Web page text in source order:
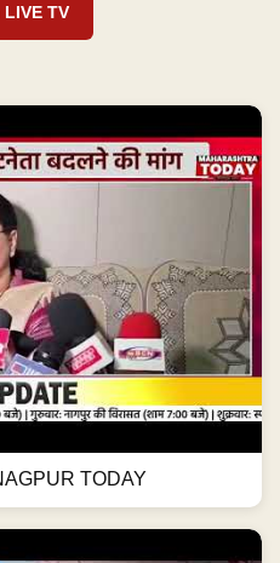
TV
TODAY